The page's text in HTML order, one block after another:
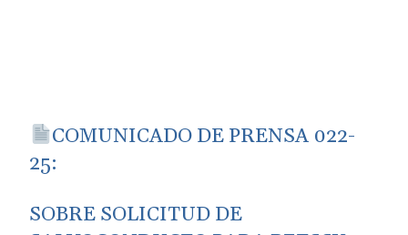
COMUNICADO DE PRENSA 022-
25:
SOBRE SOLICITUD DE